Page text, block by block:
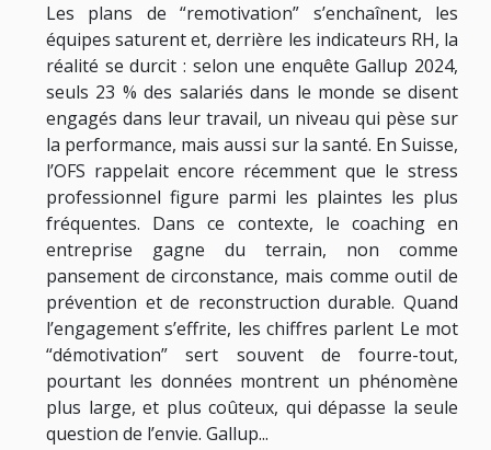
Les plans de “remotivation” s’enchaînent, les
équipes saturent et, derrière les indicateurs RH, la
réalité se durcit : selon une enquête Gallup 2024,
seuls 23 % des salariés dans le monde se disent
engagés dans leur travail, un niveau qui pèse sur
la performance, mais aussi sur la santé. En Suisse,
l’OFS rappelait encore récemment que le stress
professionnel figure parmi les plaintes les plus
fréquentes. Dans ce contexte, le coaching en
entreprise gagne du terrain, non comme
pansement de circonstance, mais comme outil de
prévention et de reconstruction durable. Quand
l’engagement s’effrite, les chiffres parlent Le mot
“démotivation” sert souvent de fourre-tout,
pourtant les données montrent un phénomène
plus large, et plus coûteux, qui dépasse la seule
question de l’envie. Gallup...